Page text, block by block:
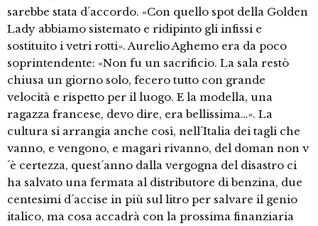
sarebbe stata d´accordo. «Con quello spot della Golden
Lady abbiamo sistemato e ridipinto gli infissi e
sostituito i vetri rotti». Aurelio Aghemo era da poco
soprintendente: «Non fu un sacrificio. La sala restò
chiusa un giorno solo, fecero tutto con grande
velocità e rispetto per il luogo. E la modella, una
ragazza francese, devo dire, era bellissima…». La
cultura si arrangia anche così, nell´Italia dei tagli che
vanno, e vengono, e magari rivanno, del doman non v
´è certezza, quest´anno dalla vergogna del disastro ci
ha salvato una fermata al distributore di benzina, due
centesimi d´accise in più sul litro per salvare il genio
italico, ma cosa accadrà con la prossima finanziaria